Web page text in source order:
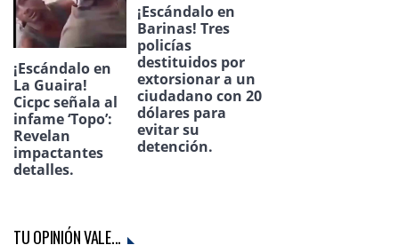
¡Escándalo en
La Guaira!
Cicpc señala al
infame ‘Topo’:
Revelan
impactantes
detalles.
¡Escándalo en
Barinas! Tres
policías
destituidos por
extorsionar a un
ciudadano con 20
dólares para
evitar su
detención.
TU OPINIÓN VALE...